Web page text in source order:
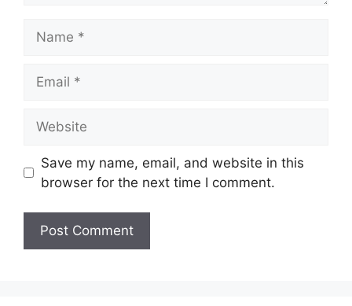
Save my name, email, and website in this
browser for the next time I comment.